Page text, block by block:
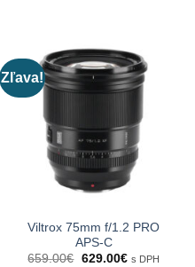
Zľava!
Viltrox 75mm f/1.2 PRO
APS-C
659.00€ Pôvodná
629.00€Aktuálna
s DPH